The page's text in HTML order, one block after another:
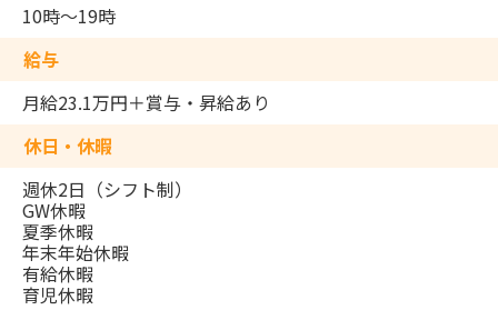
10時～19時
給与
月給23.1万円＋賞与・昇給あり
休日・休暇
週休2日（シフト制）
GW休暇
夏季休暇
年末年始休暇
有給休暇
育児休暇